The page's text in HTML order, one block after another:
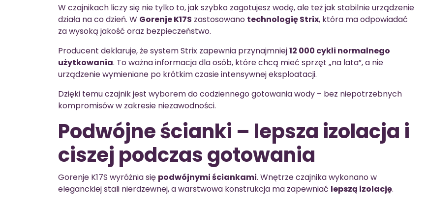
W czajnikach liczy się nie tylko to, jak szybko zagotujesz wodę, ale też jak stabilnie urządzenie
działa na co dzień. W Gorenje K17S zastosowano technologię Strix, która ma odpowiadać
za wysoką jakość oraz bezpieczeństwo.
Producent deklaruje, że system Strix zapewnia przynajmniej12 000 cykli normalnego
użytkowania. To ważna informacja dla osób, które chcą mieć sprzęt „na lata”, a nie
urządzenie wymieniane po krótkim czasie intensywnej eksploatacji.
Dzięki temu czajnik jest wyborem do codziennego gotowania wody – bez niepotrzebnych
kompromisów w zakresie niezawodności.
Podwójne ścianki – lepsza izolacja i
ciszej podczas gotowania
Gorenje K17S wyróżnia się podwójnymi ściankami. Wnętrze czajnika wykonano w
eleganckiej stali nierdzewnej, a warstwowa konstrukcja ma zapewniać lepszą izolację.